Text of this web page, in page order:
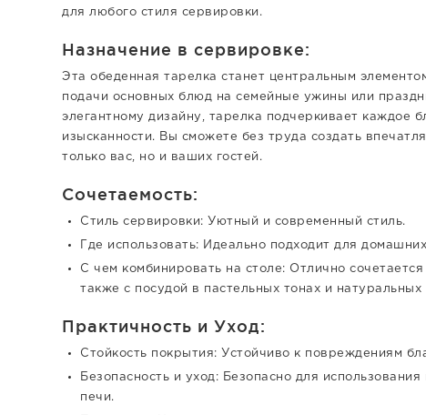
для любого стиля сервировки.
Назначение в сервировке:
Эта обеденная тарелка станет центральным
подачи основных блюд на семейные ужины или
элегантному дизайну, тарелка подчеркивает каждое
изысканности. Вы сможете без труда создать
только вас, но и ваших гостей.
Сочетаемость:
Стиль сервировки: Уютный и современный стиль.
Где использовать: Идеально подходит для
С чем комбинировать на столе: Отлично
также с посудой в пастельных тонах и натуральных
Практичность и Уход:
Стойкость покрытия: Устойчиво к повреждениям
Безопасность и уход: Безопасно для
печи.